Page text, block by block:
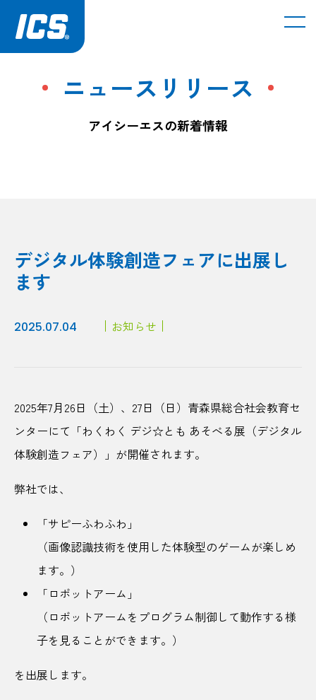
メ
ニュースリリース
アイシーエスの新着情報
デジタル体験創造フェアに出展し
ます
2025.07.04 お知らせ
2025年7月26日（土）、27日（日）青森県総合社会教育セ
ンターにて「わくわく デジ☆とも あそべる展（デジタル
体験創造フェア）」が開催されます。
弊社では、
「サピーふわふわ」
（画像認識技術を使用した体験型のゲームが楽しめ
ます。）
「ロボットアーム」
（ロボットアームをプログラム制御して動作する様
子を見ることができます。）
を出展します。